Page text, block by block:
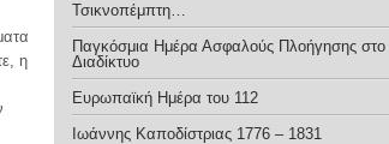
η
Τσικνοπέμπτη…
Παγκόσμια Ημέρα Ασφαλούς Πλοήγησης στο
Διαδίκτυο
Ευρωπαϊκή Ημέρα του 112
Ιωάννης Καποδίστριας 1776 – 1831